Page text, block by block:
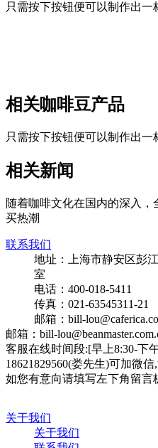
只需按下按钮便可以制作出一
相关咖啡豆产品
只需按下按钮便可以制作出一
相关新闻
随着咖啡文化在国内的深入
买热潮
联系我们
地址：上海市静安区彭
室
电话：400-018-5411
传真：021-63545311-21
邮箱：bill-
邮箱：bill-
客服在线时间段:[早上8:30-下
18621829560(娄先生)可加微
如您有意向请填写左下角留
关于我们
关于我们